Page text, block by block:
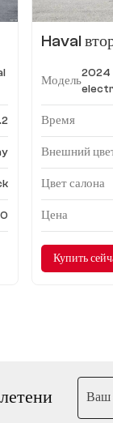
Haval
New
Модель
2024
Время
Внешний
Цвет салона
Цена
Купить